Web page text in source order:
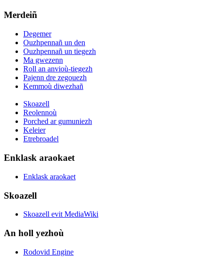
Merdeiñ
Degemer
Ouzhpennañ un den
Ouzhpennañ un tiegezh
Ma gwezenn
Roll an anvioù-tiegezh
Pajenn dre zegouezh
Kemmoù diwezhañ
Skoazell
Reolennoù
Porched ar gumuniezh
Keleier
Etrebroadel
Enklask araokaet
Enklask araokaet
Skoazell
Skoazell evit MediaWiki
An holl yezhoù
Rodovid Engine